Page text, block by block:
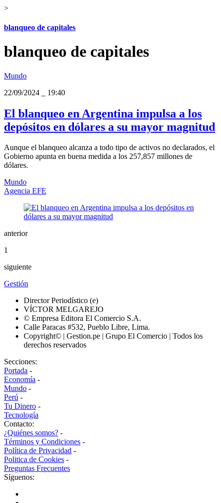
>
blanqueo de capitales
blanqueo de capitales
Mundo
22/09/2024
19:40
El blanqueo en Argentina impulsa a los
depósitos en dólares a su mayor magnitud
Aunque el blanqueo alcanza a todo tipo de activos no declarados, el
Gobierno apunta en buena medida a los 257,857 millones de
dólares.
Mundo
Agencia EFE
anterior
1
siguiente
Gestión
Director Periodístico (e)
VÍCTOR MELGAREJO
© Empresa Editora El Comercio S.A.
Calle Paracas #532, Pueblo Libre, Lima.
Copyright© | Gestion.pe | Grupo El Comercio | Todos los
derechos reservados
Secciones:
Portada -
Economía -
Mundo -
Perú -
Tu Dinero -
Tecnología
Contacto:
¿Quiénes somos? -
Términos y Condiciones -
Política de Privacidad -
Politica de Cookies -
Preguntas Frecuentes
Síguenos: